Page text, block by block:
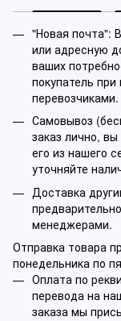
"Новая почта":
или адресную
ваших
покупатель
перевозчиками.
Самовывоз
заказ лично,
его из нашего
уточняйте
Доставка
менеджерами.
Отправка товара
понедельника по
Оплата по
перевода на
заказа мы